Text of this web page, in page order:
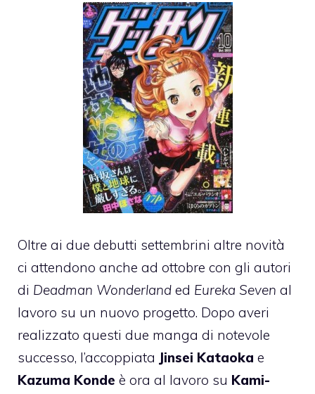
Oltre ai due debutti settembrini altre novità
ci attendono anche ad ottobre con gli autori
di Deadman Wonderland ed Eureka Seven al
lavoro su un nuovo progetto. Dopo averi
realizzato questi due manga di notevole
successo, l’accoppiata Jinsei Kataoka e
Kazuma Konde è ora al lavoro su Kami-